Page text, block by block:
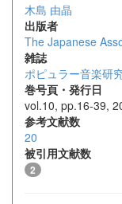
木島 由晶
出版者
The Japanese
雑誌
ポピュラー音楽研
巻号頁・発行日
vol.10, pp.16-39,
参考文献数
20
被引用文献数
2